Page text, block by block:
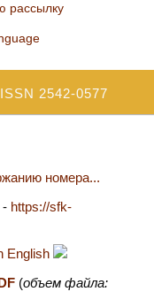
рассылку
ISSN 2542-0577
номера...
- https://sfk-
English
(объем файла: